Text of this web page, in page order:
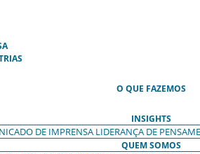
(ATUAL)
O QUE FAZEMOS
INSIGHTS
DE IMPRENSA LIDERANÇA DE
QUEM SOMOS